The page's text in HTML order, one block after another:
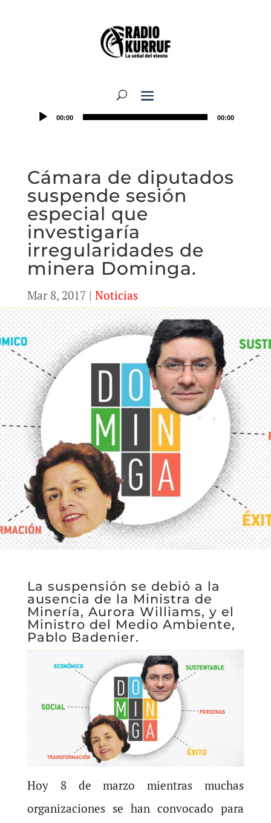
00:00 00:00
Cámara de diputados
suspende sesión
especial que
investigaría
irregularidades de
minera Dominga.
Mar 8, 2017 | Noticias
La suspensión se debió a la
ausencia de la Ministra de
Minería, Aurora Williams, y el
Ministro del Medio Ambiente,
Pablo Badenier.
Hoy 8 de marzo mientras muchas
organizaciones se han convocado para